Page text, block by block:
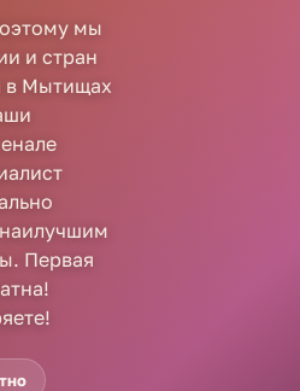
мы
и стран
в Мытищах
Первая